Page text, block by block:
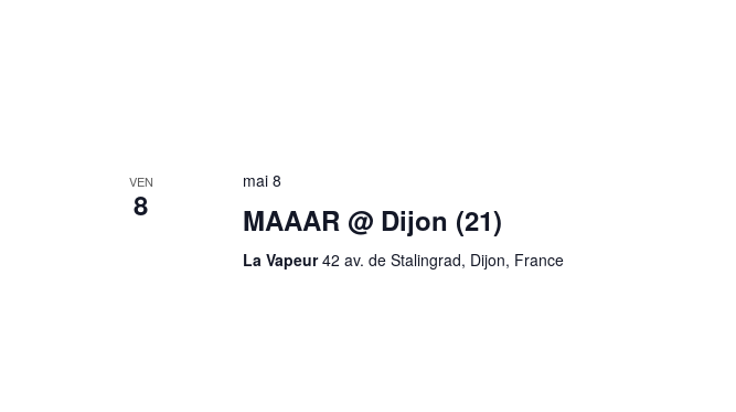
VEN
8
mai 8
MAAAR @ Dijon (21)
La Vapeur42 av. de Stalingrad, Dijon, France